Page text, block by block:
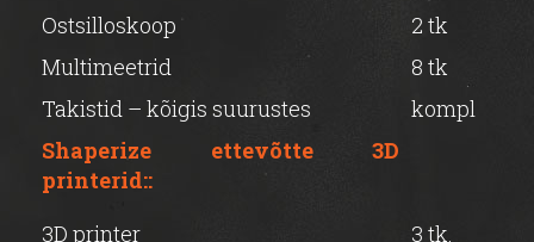
Ostsilloskoop
2 tk
Multimeetrid
8 tk
Takistid – kõigis suurustes
kompl
Shaperize ettevõtte 3D
printerid::
3D printer
3 tk.